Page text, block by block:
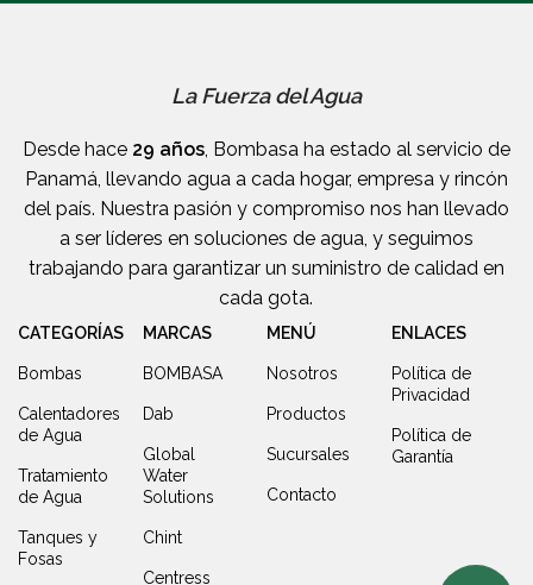
La Fuerza del Agua
Desde hace 29 años, Bombasa ha estado al servicio de
Panamá, llevando agua a cada hogar, empresa y rincón
del país. Nuestra pasión y compromiso nos han llevado
a ser líderes en soluciones de agua, y seguimos
trabajando para garantizar un suministro de calidad en
cada gota.
CATEGORÍAS
Bombas
Calentadores
de Agua
Tratamiento
de Agua
Tanques y
Fosas
MARCAS
BOMBASA
Dab
Global
Water
Solutions
Chint
Centress
MENÚ
Nosotros
Productos
Sucursales
Contacto
ENLACES
Política de
Privacidad
Política de
Garantía